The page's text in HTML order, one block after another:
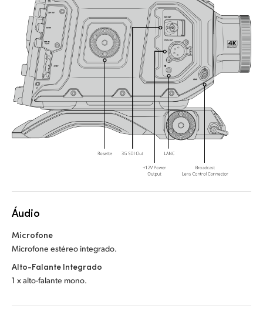
Áudio
Microfone
Microfone estéreo integrado.
Alto-Falante Integrado
1 x alto-falante mono.